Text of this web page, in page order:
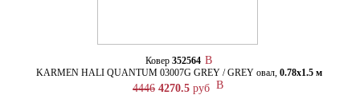
Ковер 352564
KARMEN HALI QUANTUM 03007G GREY / GREY овал, 0.78х1.5 м
4446 4270.5 руб